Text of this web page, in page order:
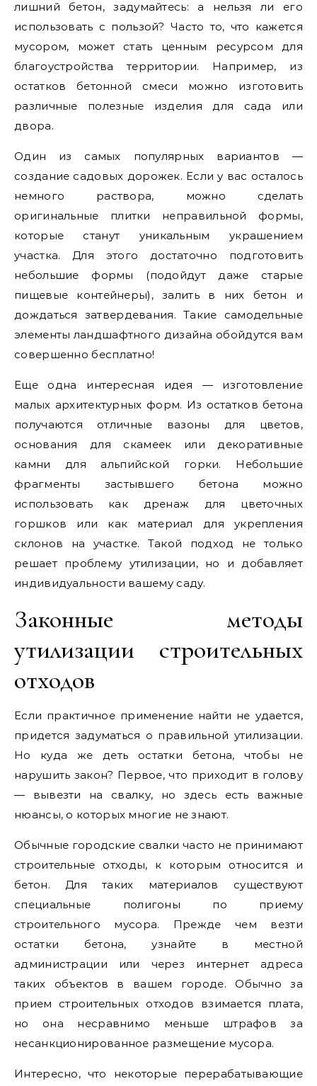
лишний бетон, задумайтесь: а нельзя ли его
использовать с пользой? Часто то, что кажется
мусором, может стать ценным ресурсом для
благоустройства территории. Например, из
остатков бетонной смеси можно изготовить
различные полезные изделия для сада или
двора.
Один из самых популярных вариантов —
создание садовых дорожек. Если у вас осталось
немного раствора, можно сделать
оригинальные плитки неправильной формы,
которые станут уникальным украшением
участка. Для этого достаточно подготовить
небольшие формы (подойдут даже старые
пищевые контейнеры), залить в них бетон и
дождаться затвердевания. Такие самодельные
элементы ландшафтного дизайна обойдутся вам
совершенно бесплатно!
Еще одна интересная идея — изготовление
малых архитектурных форм. Из остатков бетона
получаются отличные вазоны для цветов,
основания для скамеек или декоративные
камни для альпийской горки. Небольшие
фрагменты застывшего бетона можно
использовать как дренаж для цветочных
горшков или как материал для укрепления
склонов на участке. Такой подход не только
решает проблему утилизации, но и добавляет
индивидуальности вашему саду.
Законные методы
утилизации строительных
отходов
Если практичное применение найти не удается,
придется задуматься о правильной утилизации.
Но куда же деть остатки бетона, чтобы не
нарушить закон? Первое, что приходит в голову
— вывезти на свалку, но здесь есть важные
нюансы, о которых многие не знают.
Обычные городские свалки часто не принимают
строительные отходы, к которым относится и
бетон. Для таких материалов существуют
специальные полигоны по приему
строительного мусора. Прежде чем везти
остатки бетона, узнайте в местной
администрации или через интернет адреса
таких объектов в вашем городе. Обычно за
прием строительных отходов взимается плата,
но она несравнимо меньше штрафов за
несанкционированное размещение мусора.
Интересно, что некоторые перерабатывающие